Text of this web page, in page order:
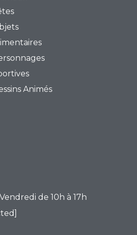
Animés
de 10h à 17h